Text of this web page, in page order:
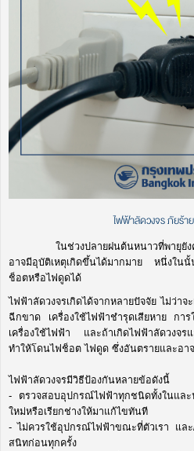
ไฟฟ้าลัดวงจร ภัยร้า
ในช่วงปลายฝนต้นหนาวที่พายุยัง
อาจมีอุบัติเหตุเกิดขึ้นได้มากมาย หนึ่งในนั้
ช็อตหรือไฟดูดได้
ไฟฟ้าลัดวงจรเกิดได้จากหลายปัจจัย ไม่ว่าจ
ฉีกขาด เครื่องใช้ไฟฟ้าชำรุดเสียหาย กา
เครื่องใช้ไฟฟ้า และถ้าเกิดไฟฟ้าลัดวงจ
ทำให้โดนไฟช็อต ไฟดูด ซึ่งอันตรายและอา
ไฟฟ้าลัดวงจรมีวิธีป้องกันหลายข้อดังนี้
- ตรวจสอบอุปกรณ์ไฟฟ้าทุกชนิดทั้งในแล
ใหม่หรือเรียกช่างให้มาแก้ไขทันที
- ไม่ควรใช้อุปกรณ์ไฟฟ้าขณะที่ตัวเรา แล
สนิทก่อนทุกครั้ง